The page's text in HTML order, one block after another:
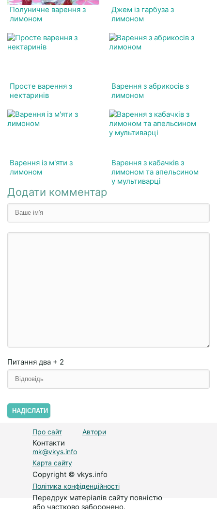
Полуничне варення з
лимоном
Джем із гарбуза з
лимоном
Просте варення з
нектаринів
Варення з абрикосів з
лимоном
Варення із м'яти з
лимоном
Варення з кабачків з
лимоном та апельсином
у мультиварці
Додати комментар
Питання два + 2
НАДІСЛАТИ
Про сайт Автори
Контакти
mk@vkys.info
Карта сайту
Copyright © vkys.info
Політика конфіденційності
Передрук матеріалів сайту повністю
або частково заборонено.